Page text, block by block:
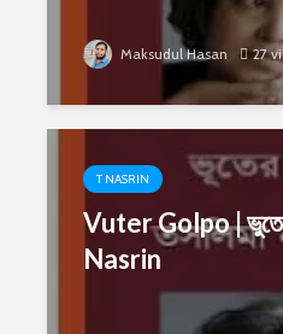
Maksudul Hasan 27
T NASRIN
Vuter Golpo |
Nasrin